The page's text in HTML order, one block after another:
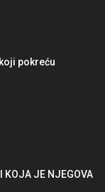
pokreću
KOJA JE NJEGOVA